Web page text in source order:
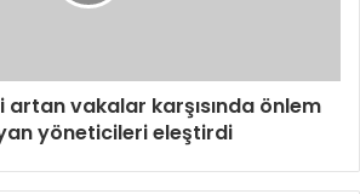
artan vakalar karşısında önlem
yöneticileri eleştirdi